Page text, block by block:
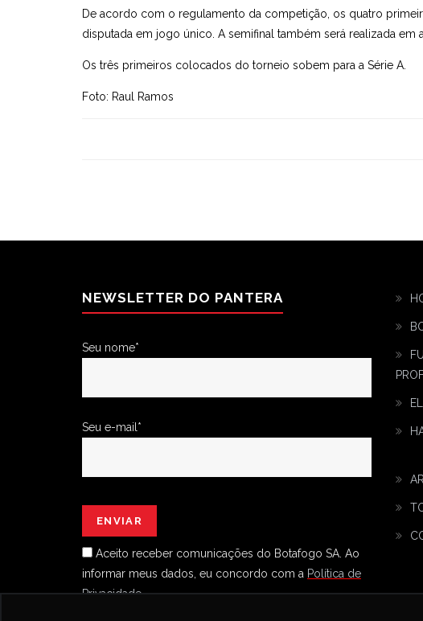
De acordo com o regulamento da competição, os quatro
disputada em jogo único. A semifinal também será realizada em
Os três primeiros colocados do torneio sobem para a Série A.
Foto: Raul Ramos
NEWSLETTER DO PANTERA
Seu nome*
Seu e-mail*
Aceito receber comunicações do Botafogo SA. Ao
informar meus dados, eu concordo com a Política de
Privacidade.